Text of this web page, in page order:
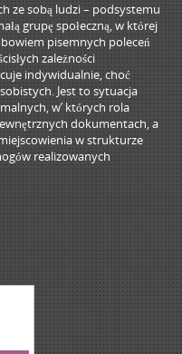
ze sobą ludzi – podsystemu
grupę społeczną, w której
pisemnych poleceń
zależności
indywidualnie, choć
Jest to sytuacja
w’ których rola
dokumentach, a
w strukturze
realizowanych